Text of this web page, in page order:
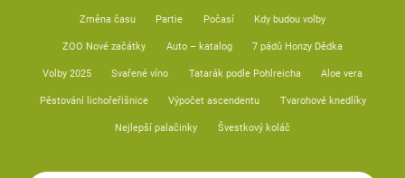
Změna času Partie Počasí Kdy budou volby
ZOO Nové začátky Auto – katalog 7 pádů Honzy Dědka
Volby 2025 Svařené víno Tatarák podle Pohlreicha Aloe vera
Pěstování lichořeřišnice Výpočet ascendentu Tvarohové knedlíky
Nejlepší palačinky Švestkový koláč